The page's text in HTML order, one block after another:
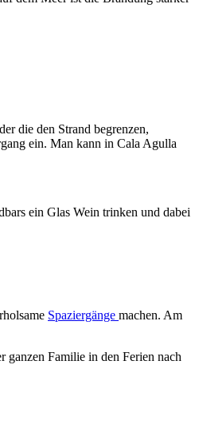
die den Strand begrenzen,
ein. Man kann in Cala Agulla
ein Glas Wein trinken und dabei
Spaziergänge machen. Am
ganzen Familie in den Ferien nach